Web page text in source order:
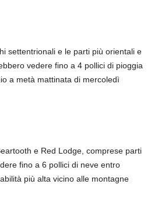
settentrionali e le parti più orientali e
vedere fino a 4 pollici di pioggia
a metà mattinata di mercoledì
e Red Lodge, comprese parti
fino a 6 pollici di neve entro
più alta vicino alle montagne